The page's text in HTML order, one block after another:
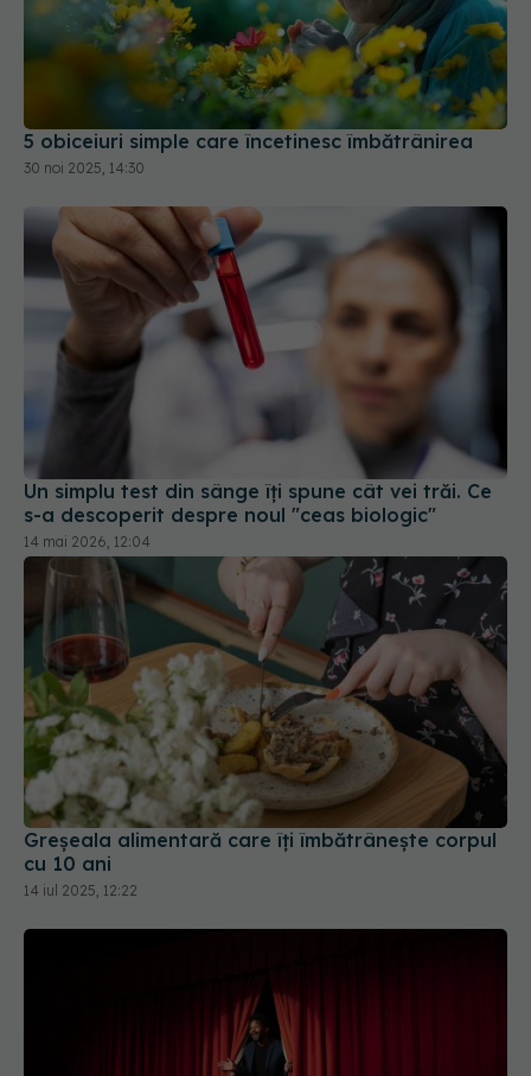
5 obiceiuri simple care încetinesc îmbătrânirea
30 noi 2025, 14:30
Un simplu test din sânge îți spune cât vei trăi. Ce
s-a descoperit despre noul "ceas biologic"
14 mai 2026, 12:04
Greșeala alimentară care îți îmbătrânește corpul
cu 10 ani
14 iul 2025, 12:22